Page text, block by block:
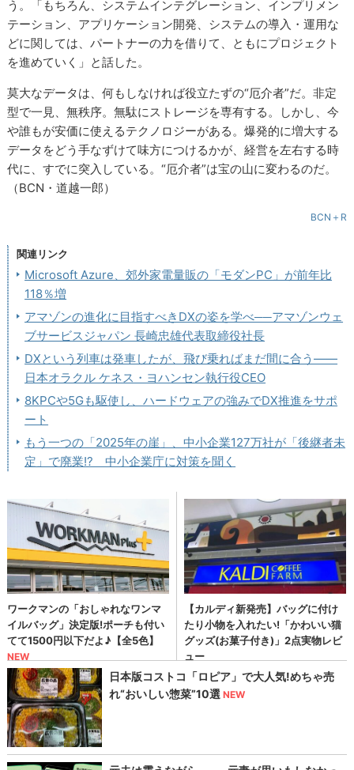
う。「もちろん、システムインテグレーション、インプリメン
テーション、アプリケーション開発、システムの導入・運用な
どに関しては、パートナーの力を借りて、ともにプロジェクト
を進めていく」と話した。
莫大なデータは、何もしなければ役立たずの“厄介者”だ。非定
型で一見、無秩序。無駄にストレージを専有する。しかし、今
や誰もが安価に使えるテクノロジーがある。爆発的に増大する
データをどう手なずけて味方につけるかが、経営を左右する時
代に、すでに突入している。“厄介者”は宝の山に変わるのだ。
（BCN・道越一郎）
BCN＋R
関連リンク
Microsoft Azure、郊外家電量販の「モダンPC」が前年比
118％増
アマゾンの進化に目指すべきDXの姿を学べ──アマゾンウェ
ブサービスジャパン 長崎忠雄代表取締役社長
DXという列車は発車したが、飛び乗ればまだ間に合う――
日本オラクル ケネス・ヨハンセン執行役CEO
8KPCや5Gも駆使し、ハードウェアの強みでDX推進をサポ
ート
もう一つの「2025年の崖」、中小企業127万社が「後継者未
定」で廃業!? 中小企業庁に対策を聞く